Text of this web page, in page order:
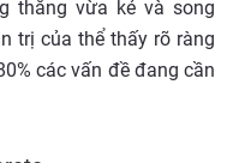
thẳng vừa kẻ và song
trị của thể thấy rõ ràng
các vấn đề đang cần